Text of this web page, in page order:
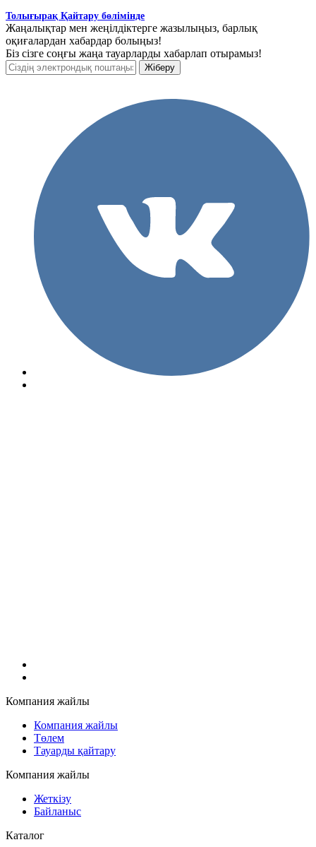
Толығырақ Қайтару бөлімінде
Жаңалықтар мен жеңілдіктерге жазылыңыз, барлық
оқиғалардан хабардар болыңыз!
Біз сізге соңғы жаңа тауарларды хабарлап отырамыз!
Компания жайлы
Компания жайлы
Төлем
Тауарды қайтару
Компания жайлы
Жеткізу
Байланыс
Каталог